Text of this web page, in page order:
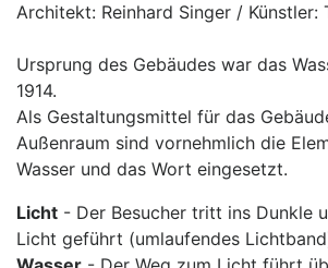
Architekt: Reinhard Singer / Künstler:
Ursprung des Gebäudes war das
1914.
Als Gestaltungsmittel für das
Außenraum sind vornehmlich die
Wasser und das Wort eingesetzt.
Licht - Der Besucher tritt ins Dunkle
Licht geführt (umlaufendes